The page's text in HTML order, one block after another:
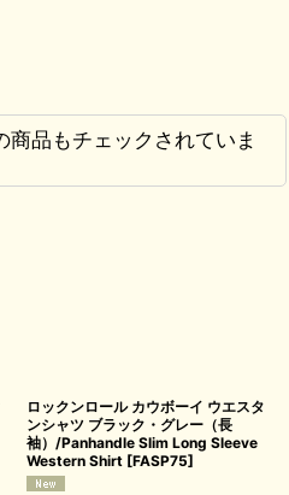
品もチェックされていま
ロックンロール カウボーイ ウエスタ
ンシャツ ブラック・グレー（長
袖）/Panhandle Slim Long Sleeve
Western Shirt [FASP75]